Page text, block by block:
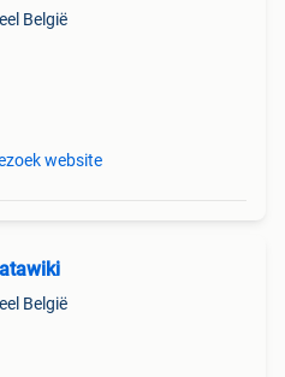
België
website
België